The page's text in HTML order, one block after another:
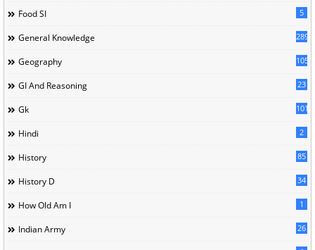
Food SI 5
General Knowledge 289
Geography 105
GI And Reasoning 23
Gk 101
Hindi 2
History 85
History D 34
How Old Am I 1
Indian Army 26